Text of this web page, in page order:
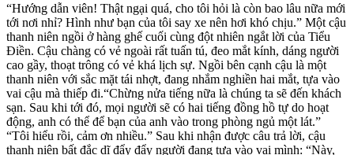
“Hướng dẫn viên! Thật ngại quá, cho tôi hỏi là còn bao lâu nữa mới
tới nơi nhỉ? Hình như bạn của tôi say xe nên hơi khó chịu.” Một cậu
thanh niên ngồi ở hàng ghế cuối cùng đột nhiên ngắt lời của Tiểu
Điền. Cậu chàng có vẻ ngoài rất tuấn tú, đeo mắt kính, dáng người
cao gầy, thoạt trông có vẻ khá lịch sự. Ngồi bên cạnh cậu là một
thanh niên với sắc mặt tái nhợt, đang nhắm nghiền hai mắt, tựa vào
vai cậu mà thiếp đi.“Chừng nửa tiếng nữa là chúng ta sẽ đến khách
sạn. Sau khi tới đó, mọi người sẽ có hai tiếng đồng hồ tự do hoạt
động, anh có thể để bạn của anh vào trong phòng ngủ một lát.”
“Tôi hiểu rồi, cảm ơn nhiều.” Sau khi nhận được câu trả lời, cậu
thanh niên bất đắc dĩ đẩy đẩy người đang tựa vào vai mình: “Này,